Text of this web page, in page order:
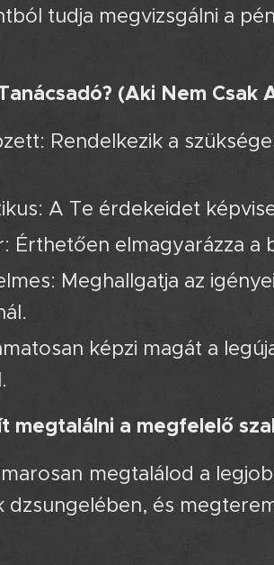
tudja megvizsgálni a
(Aki Nem Csak
Rendelkezik a
A Te érdekeidet
Érthetően elmagyarázza a
Meghallgatja az
képzi magát a
megtalálni a megfelelő
megtalálod a
dzsungelében, és